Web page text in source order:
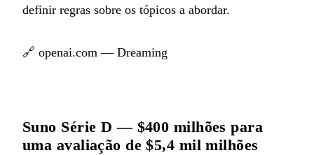
definir regras sobre os tópicos a abordar.
🔗 openai.com — Dreaming
Suno Série D — $400 milhões para
uma avaliação de $5,4 mil milhões